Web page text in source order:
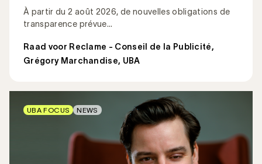
À partir du 2 août 2026, de nouvelles obligations de
transparence prévue...
Raad voor Reclame - Conseil de la Publicité,
Grégory Marchandise, UBA
UBA FOCUS NEWS